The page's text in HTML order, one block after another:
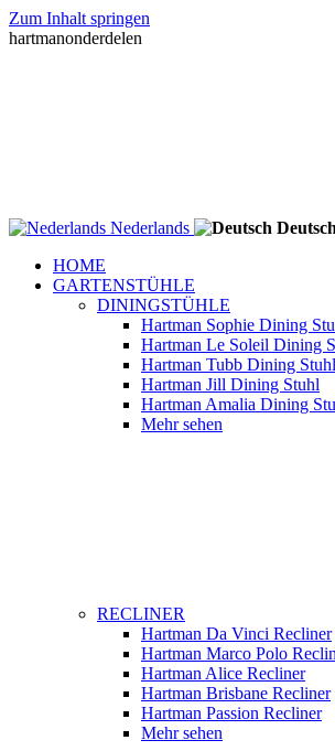
Zum Inhalt springen
hartmanonderdelen
Nederlands
Deutsch
HOME
GARTENSTÜHLE
DININGSTÜHLE
Hartman Sophie Dining
Hartman Le Soleil Dining
Hartman Tubb Dining Stuhl
Hartman Jill Dining Stuhl
Hartman Amalia Dining
Mehr sehen
RECLINER
Hartman Da Vinci Recliner
Hartman Marco Polo
Hartman Alice Recliner
Hartman Brisbane Recliner
Hartman Passion Recliner
Mehr sehen